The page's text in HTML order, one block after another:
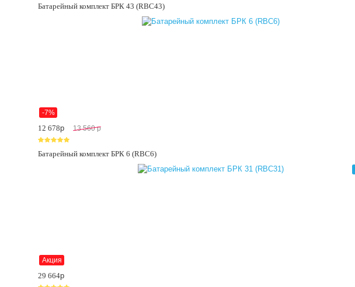
Батарейный комплект БРК 43 (RBC43)
-7%
12 678p 13 560 p
Батарейный комплект БРК 6 (RBC6)
Акция
29 664p